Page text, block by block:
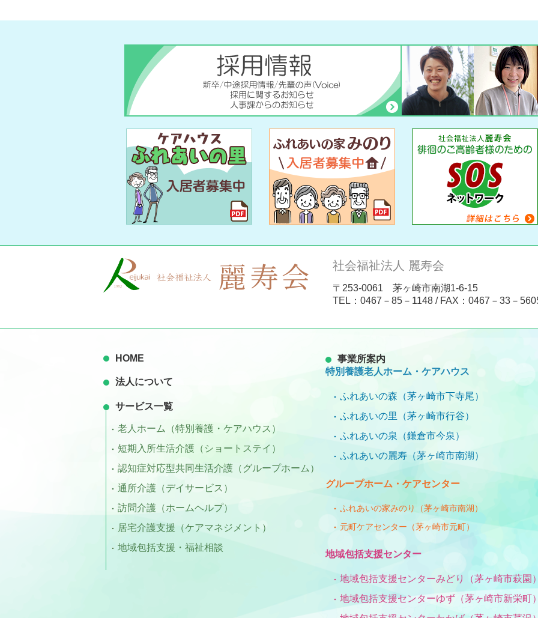
社会福祉法人 麗寿会
〒253-0061 茅ヶ崎市南湖1-6-15
TEL： 0467－85－1148 / FAX：0467－33－
HOME
法人について
サービス一覧
老人ホーム（特別養護・ケアハウス）
短期入所生活介護（ショートステイ）
認知症対応型共同生活介護（グループホーム）
通所介護（デイサービス）
訪問介護（ホームヘルプ）
居宅介護支援（ケアマネジメント）
地域包括支援・福祉相談
事業所案内
特別養護老人ホーム・ケアハウス
ふれあいの森（茅ヶ崎市下寺尾）
ふれあいの里（茅ヶ崎市行谷）
ふれあいの泉（鎌倉市今泉）
ふれあいの麗寿（茅ヶ崎市南湖）
グループホーム・ケアセンター
ふれあいの家みのり（茅ヶ崎市南湖）
元町ケアセンター（茅ヶ崎市元町）
地域包括支援センター
地域包括支援センターみどり（茅ヶ崎市萩園
地域包括支援センターゆず（茅ヶ崎市新栄町